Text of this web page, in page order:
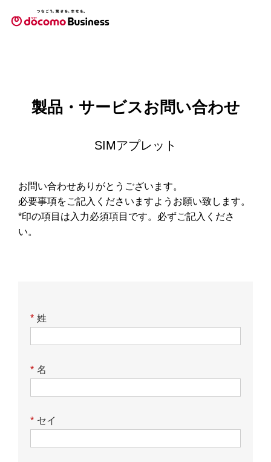
製品・サービスお問い合わせ
SIMアプレット
お問い合わせありがとうございます。
必要事項をご記入くださいますようお願い致します。
*印の項目は入力必須項目です。必ずご記入くださ
い。
* 姓
* 名
* セイ